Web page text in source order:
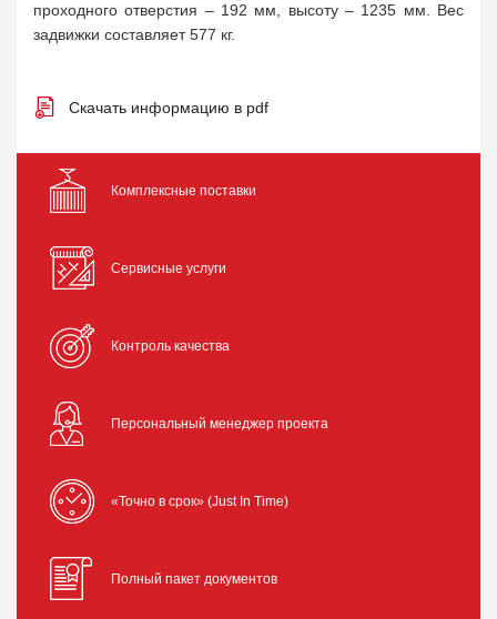
проходного отверстия – 192 мм, высоту – 1235 мм. Вес
задвижки составляет 577 кг.
Скачать информацию в pdf
Комплексные поставки
Сервисные услуги
Контроль качества
Персональный менеджер проекта
«Точно в срок» (Just In Time)
Полный пакет документов